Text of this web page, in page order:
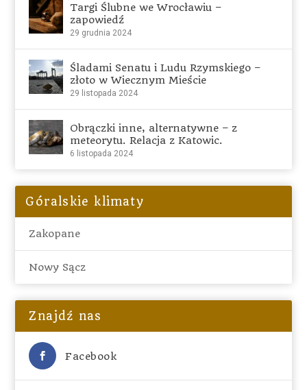
Targi Ślubne we Wrocławiu –
zapowiedź
29 grudnia 2024
Śladami Senatu i Ludu Rzymskiego –
złoto w Wiecznym Mieście
29 listopada 2024
Obrączki inne, alternatywne – z
meteorytu. Relacja z Katowic.
6 listopada 2024
Góralskie klimaty
Zakopane
Nowy Sącz
Znajdź nas
Facebook